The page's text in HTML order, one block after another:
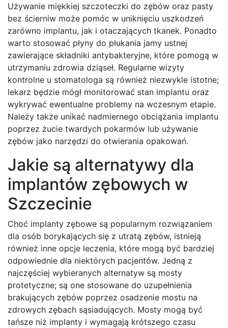
Używanie miękkiej szczoteczki do zębów oraz pasty
bez ścierniw może pomóc w uniknięciu uszkodzeń
zarówno implantu, jak i otaczających tkanek. Ponadto
warto stosować płyny do płukania jamy ustnej
zawierające składniki antybakteryjne, które pomogą w
utrzymaniu zdrowia dziąseł. Regularne wizyty
kontrolne u stomatologa są również niezwykle istotne;
lekarz będzie mógł monitorować stan implantu oraz
wykrywać ewentualne problemy na wczesnym etapie.
Należy także unikać nadmiernego obciążania implantu
poprzez żucie twardych pokarmów lub używanie
zębów jako narzędzi do otwierania opakowań.
Jakie są alternatywy dla
implantów zębowych w
Szczecinie
Choć implanty zębowe są popularnym rozwiązaniem
dla osób borykających się z utratą zębów, istnieją
również inne opcje leczenia, które mogą być bardziej
odpowiednie dla niektórych pacjentów. Jedną z
najczęściej wybieranych alternatyw są mosty
protetyczne; są one stosowane do uzupełnienia
brakujących zębów poprzez osadzenie mostu na
zdrowych zębach sąsiadujących. Mosty mogą być
tańsze niż implanty i wymagają krótszego czasu